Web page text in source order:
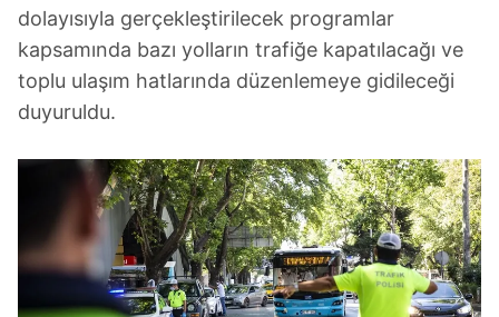
dolayısıyla gerçekleştirilecek programlar
kapsamında bazı yolların trafiğe kapatılacağı ve
toplu ulaşım hatlarında düzenlemeye gidileceği
duyuruldu.